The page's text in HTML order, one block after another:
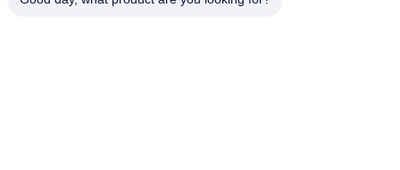
Room7E, bloccano A, edificio di Binfen Shiji, strada di